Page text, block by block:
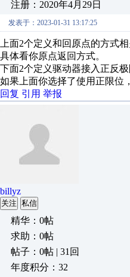
注册：2020年4月29日
发表于：2023-01-31 13:17:25
上面2个定义和回原点的方式
具体看你原点返回方式。
下面2个定义驱动器接入正反
如果上面你选择了使用正限位
回复 引用 举报
billyz
关注 私信
精华：0帖
求助：0帖
帖子：0帖 | 31回
年度积分：32